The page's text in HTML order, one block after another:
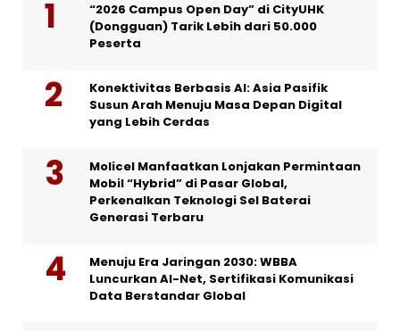
“2026 Campus Open Day” di CityUHK
(Dongguan) Tarik Lebih dari 50.000
Peserta
Konektivitas Berbasis AI: Asia Pasifik
Susun Arah Menuju Masa Depan Digital
yang Lebih Cerdas
Molicel Manfaatkan Lonjakan Permintaan
Mobil “Hybrid” di Pasar Global,
Perkenalkan Teknologi Sel Baterai
Generasi Terbaru
Menuju Era Jaringan 2030: WBBA
Luncurkan AI-Net, Sertifikasi Komunikasi
Data Berstandar Global